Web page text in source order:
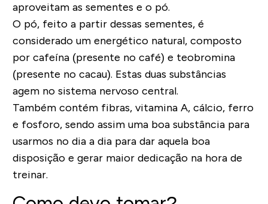
aproveitam as sementes e o pó.
O pó, feito a partir dessas sementes, é
considerado um energético natural, composto
por cafeína (presente no café) e teobromina
(presente no cacau). Estas duas substâncias
agem no sistema nervoso central.
Também contém fibras, vitamina A, cálcio, ferro
e fosforo, sendo assim uma boa substância para
usarmos no dia a dia para dar aquela boa
disposição e gerar maior dedicação na hora de
treinar.